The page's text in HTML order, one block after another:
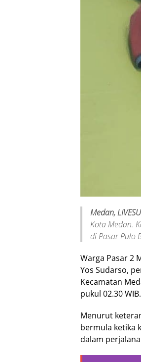
Medan,
Kota Medan.
di Pasar Pulo
Warga Pasar 2
Yos Sudarso,
Kecamatan
pukul 02.30 WIB.
Menurut
bermula ketika
dalam